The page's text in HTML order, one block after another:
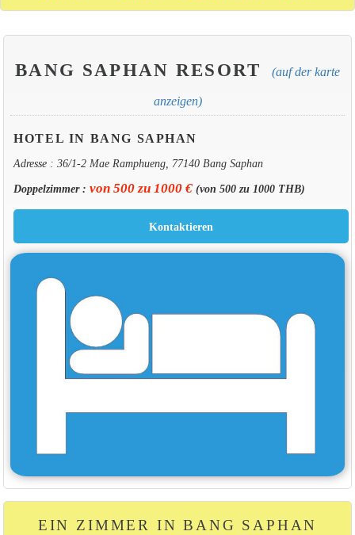
BANG SAPHAN RESORT (auf der karte
anzeigen)
HOTEL IN BANG SAPHAN
Adresse : 36/1-2 Mae Ramphueng, 77140 Bang Saphan
Doppelzimmer : von 500 zu 1000 €(von 500 zu 1000 THB)
EIN ZIMMER IN BANG SAPHAN